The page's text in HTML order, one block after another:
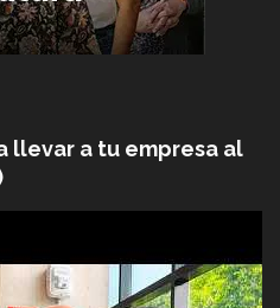
llevar a tu empresa al